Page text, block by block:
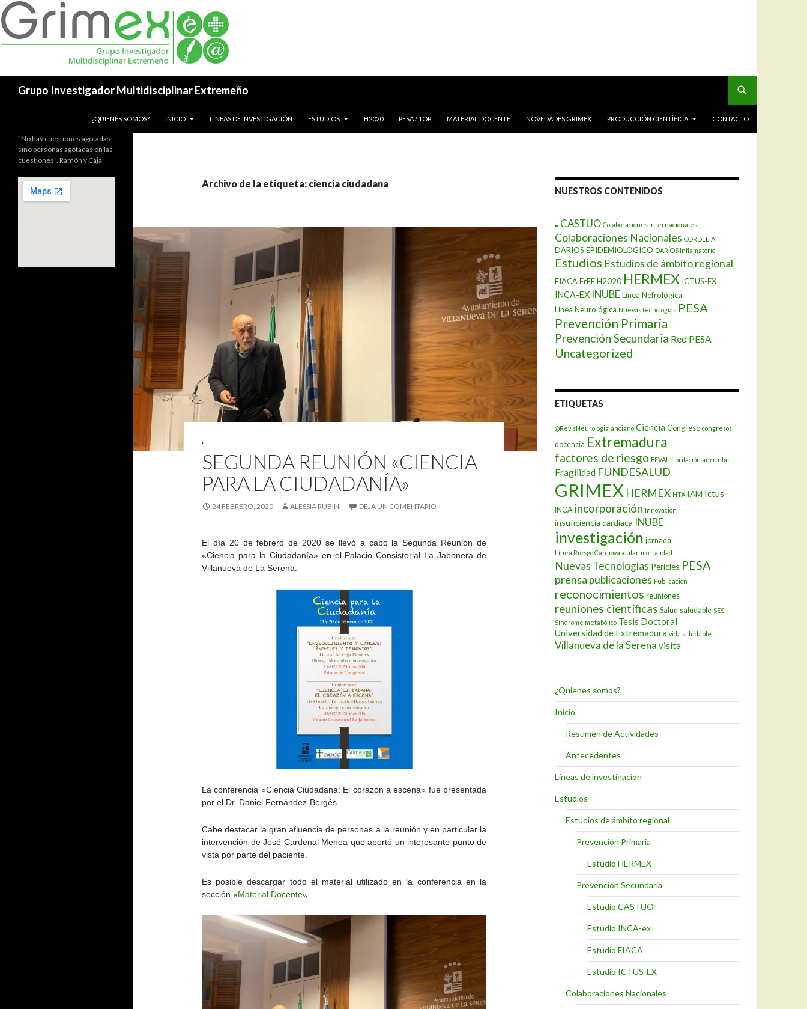
Grupo Investigador Multidisciplinar Extremeño
¿QUIENES SOMOS?
INICIO LÍNEAS DE INVESTIGACIÓN ESTUDIOS H2020 PESA / TOP MATERIAL DOCENTE NOVEDADES GRIMEX PRODUCCIÓN CIENTÍFICA CONTACTO
Archivo de la etiqueta: ciencia ciudadana
.
SEGUNDA REUNIÓN «CIENCIA
PARA LA CIUDADANÍA»
24 FEBRERO, 2020 ALESSIA RUBINI DEJA UN COMENTARIO
El día 20 de febrero de 2020 se llevó a cabo la Segunda Reunión de
«Ciencia para la Ciudadanía» en el Palacio Consistorial La Jabonera de
Villanueva de La Serena.
La conferencia «Ciencia Ciudadana: El corazón a escena» fue presentada
por el Dr. Daniel Fernández-Bergés.
Cabe destacar la gran afluencia de personas a la reunión y en particular la
intervención de José Cardenal Menea que aportó un interesante punto de
vista por parte del paciente.
Es posible descargar todo el material utilizado en la conferencia en la
sección «Material Docente«.
NUESTROS CONTENIDOS
. CASTUO Colaboraciones Internacionales
Colaboraciones Nacionales CORDELIA
DARIOS EPIDEMIOLOGICO DARÍOS Inflamatorio
Estudios Estudios de ámbito regional
FIACAFrEEH2020 HERMEX ICTUS-EX
INCA-EX INUBELínea Nefrológica
Línea Neurológica Nuevas tecnologías PESA
Prevención Primaria
Prevención Secundaria Red PESA
Uncategorized
ETIQUETAS
@RevisNeurologia anciano Ciencia Congreso congresos
docencia Extremadura
factores de riesgo FEVAL fibrilación auricular
Fragilidad FUNDESALUD
GRIMEX HERMEX HTA IAM Ictus
INCA incorporación Innovación
insuficiencia cardiaca INUBE
investigación jornada
Línea Riesgo Cardiovascular mortalidad
Nuevas Tecnologías Pericles PESA
prensa publicaciones Publicación
reconocimientos reuniones
reuniones científicas Salud saludable SES
Síndrome metabólico Tesis Doctoral
Universidad de Extremadura vida saludable
Villanueva de la Serena visita
¿Quienes somos?
Inicio
Resumen de Actividades
Antecedentes
Líneas de investigación
Estudios
Estudios de ámbito regional
Prevención Primaria
Estudio HERMEX
Prevención Secundaria
Estudio CASTUO
Estudio INCA-ex
Estudio FIACA
Estudio ICTUS-EX
Colaboraciones Nacionales
"No hay cuestiones agotadas
sino personas agotadas en las
cuestiones". Ramón y Cajal